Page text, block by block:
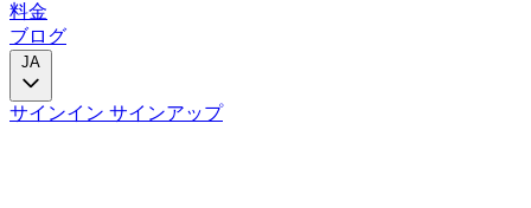
料金
ブログ
JA
サインイン サインアップ